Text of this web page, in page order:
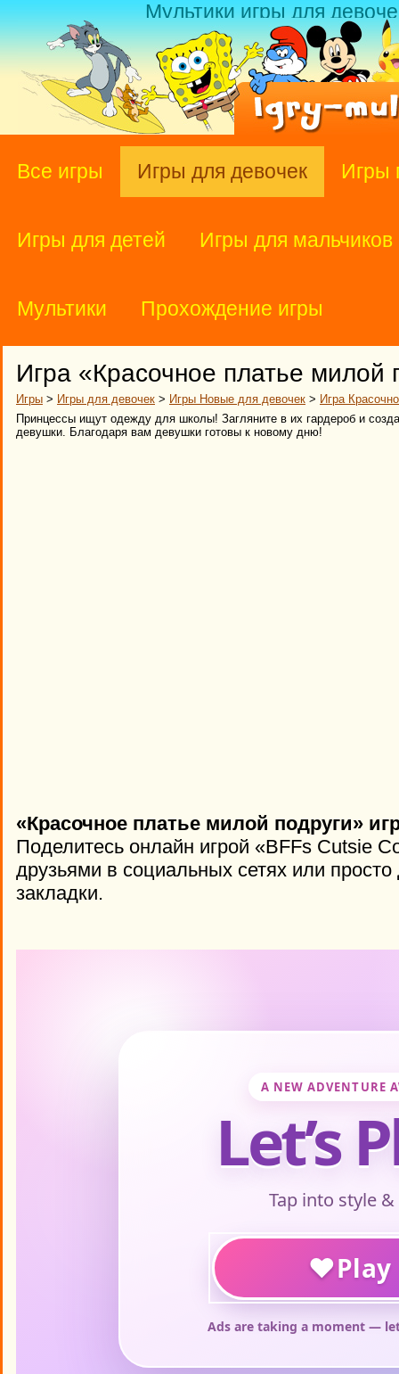
Мультики игры для
Все игры Игры для девочек Игры
Игры для детей Игры для мальчиков
Мультики Прохождение игры
Игра «Красочное платье милой
Игры > Игры для девочек > Игры Новые для девочек > Игра
Принцессы ищут одежду для школы! Загляните в их гардероб и
девушки. Благодаря вам девушки готовы к новому дню!
«Красочное платье милой подруги»
Поделитесь онлайн игрой «BFFs Cutsie
друзьями в социальных сетях или просто
закладки.